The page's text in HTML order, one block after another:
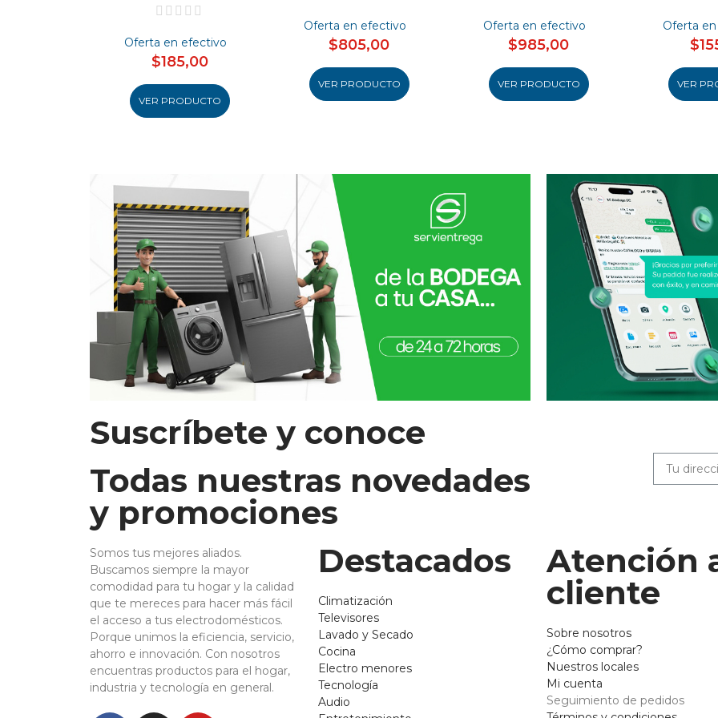
Oferta en efectivo
$185,00
VER PRODUCTO
Oferta en efectivo
$805,00
VER PRODUCTO
Oferta en efectivo
$985,00
VER PRODUCTO
Oferta
VER
Suscríbete y conoce
Todas nuestras novedades
y promociones
Somos tus mejores aliados.
Buscamos siempre la mayor
comodidad para tu hogar y la calidad
que te mereces para hacer más fácil
el acceso a tus electrodomésticos.
Porque unimos la eficiencia, servicio,
ahorro e innovación. Con nosotros
encuentras productos para el hogar,
industria y tecnología en general.
Destacados
Climatización
Televisores
Lavado y Secado
Cocina
Electro menores
Tecnología
Audio
Atención
cliente
Sobre nosotros
¿Cómo comprar?
Nuestros locales
Mi cuenta
Seguimiento de pedidos